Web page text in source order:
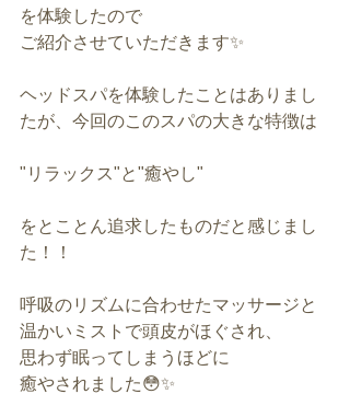
を体験したので
ご紹介させていただきます✨
ヘッドスパを体験したことはありまし
たが、今回のこのスパの大きな特徴は
"リラックス"と"癒やし"
をとことん追求したものだと感じまし
た！！
呼吸のリズムに合わせたマッサージと
温かいミストで頭皮がほぐされ、
思わず眠ってしまうほどに
癒やされました😳✨